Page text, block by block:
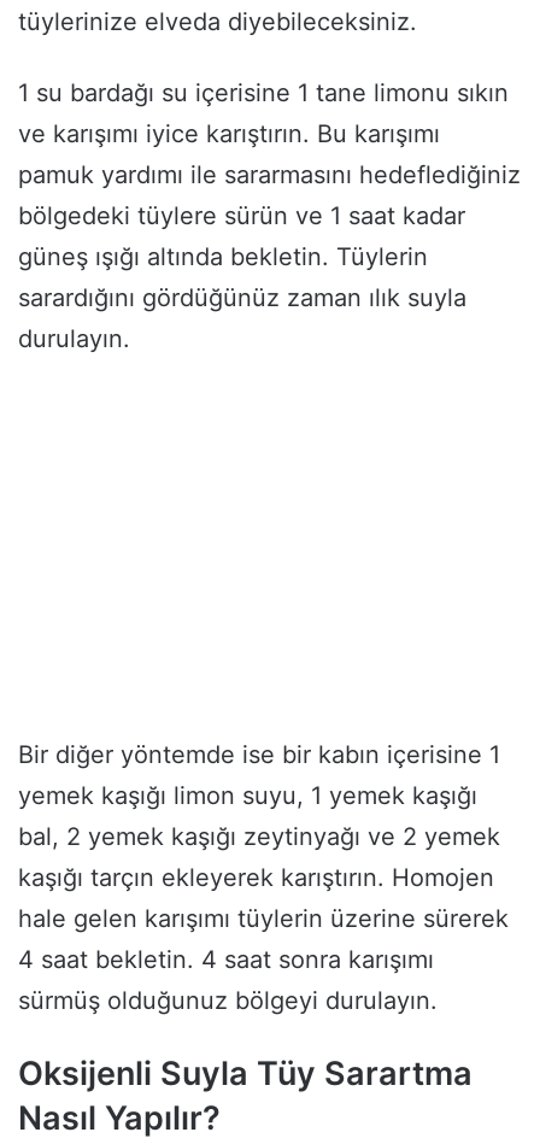
tüylerinize elveda diyebileceksiniz.
1 su bardağı su içerisine 1 tane limonu sıkın
ve karışımı iyice karıştırın. Bu karışımı
pamuk yardımı ile sararmasını hedeflediğiniz
bölgedeki tüylere sürün ve 1 saat kadar
güneş ışığı altında bekletin. Tüylerin
sarardığını gördüğünüz zaman ılık suyla
durulayın.
Bir diğer yöntemde ise bir kabın içerisine 1
yemek kaşığı limon suyu, 1 yemek kaşığı
bal, 2 yemek kaşığı zeytinyağı ve 2 yemek
kaşığı tarçın ekleyerek karıştırın. Homojen
hale gelen karışımı tüylerin üzerine sürerek
4 saat bekletin. 4 saat sonra karışımı
sürmüş olduğunuz bölgeyi durulayın.
Oksijenli Suyla Tüy Sarartma
Nasıl Yapılır?